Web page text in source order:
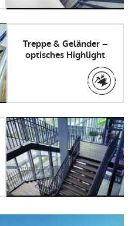
Treppe & Geländer –
optisches Highlight